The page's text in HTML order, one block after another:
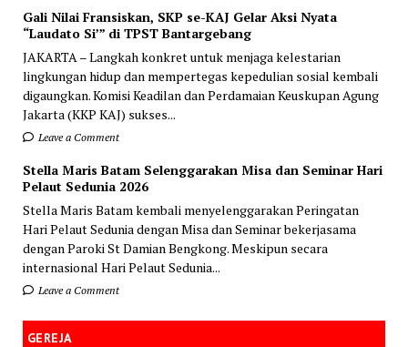
Gali Nilai Fransiskan, SKP se-KAJ Gelar Aksi Nyata
“Laudato Si’” di TPST Bantargebang
JAKARTA – Langkah konkret untuk menjaga kelestarian
lingkungan hidup dan mempertegas kepedulian sosial kembali
digaungkan. Komisi Keadilan dan Perdamaian Keuskupan Agung
Jakarta (KKP KAJ) sukses...
Leave a Comment
Stella Maris Batam Selenggarakan Misa dan Seminar Hari
Pelaut Sedunia 2026
Stella Maris Batam kembali menyelenggarakan Peringatan
Hari Pelaut Sedunia dengan Misa dan Seminar bekerjasama
dengan Paroki St Damian Bengkong. Meskipun secara
internasional Hari Pelaut Sedunia...
Leave a Comment
GEREJA